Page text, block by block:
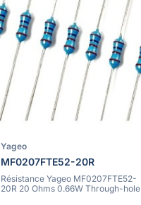
Yageo
MF0207FTE52-20R
Résistance Yageo MF0207FTE52-
20R 20 Ohms 0.66W Through-hole